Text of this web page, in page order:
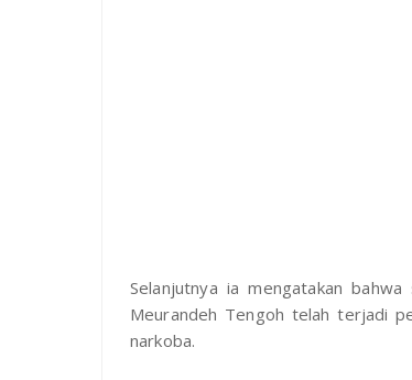
Selanjutnya ia mengatakan
Meurandeh Tengoh telah terjadi
narkoba.